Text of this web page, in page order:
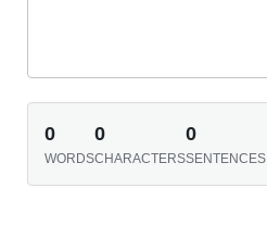
0
WORDS
0
CHARACTERS
0
SENTENCES